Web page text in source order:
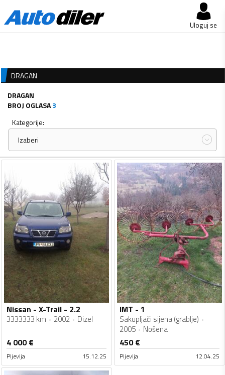
Uloguj se
DRAGAN
DRAGAN
BROJ OGLASA3
Kategorije:
Izaberi
Nissan - X-Trail - 2.2
3333333 km 2002 Dizel
4 000€
Pljevlja 15.12.25
IMT - 1
Sakupljači sijena (grablje)
2005
Nošena
450€
Pljevlja 12.04.25